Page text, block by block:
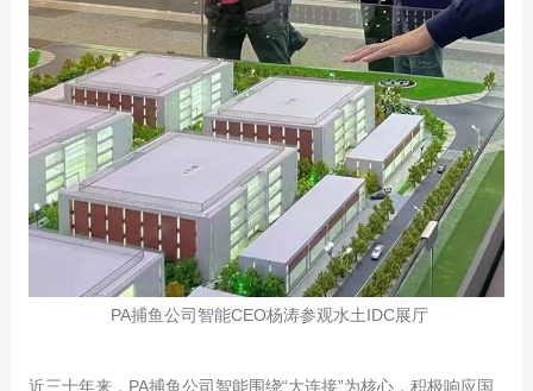
PA捕鱼公司智能CEO杨涛参观水土IDC展厅
近三十年来，PA捕鱼公司智能围绕“大连接”为核心，积极响应国